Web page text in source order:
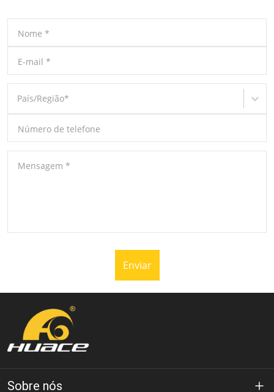
Nome *
E-mail *
País/Região*
Número de telefone
Mensagem *
Enviar
Sobre nós